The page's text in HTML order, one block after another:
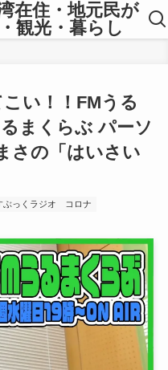
在住・地元民が
観光・暮らし
い！！FMうる
まくらぶ パーソ
さの「はいさい
ぶっくラジオ コロナ